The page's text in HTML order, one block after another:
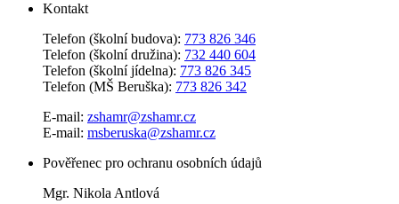
Kontakt
Telefon (školní budova): 773 826 346
Telefon (školní družina): 732 440 604
Telefon (školní jídelna): 773 826 345
Telefon (MŠ Beruška): 773 826 342
E-mail: zshamr@zshamr.cz
E-mail: msberuska@zshamr.cz
Pověřenec pro ochranu osobních údajů
Mgr. Nikola Antlová